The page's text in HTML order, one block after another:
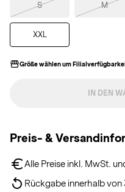
S M
XXL
Größe wählen um
IN DEN
Preis- &
Alle Preise inkl. MwSt.
Rückgabe innerhalb von